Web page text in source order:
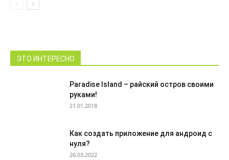
ЭТО ИНТЕРЕСНО
Paradise Island – райский остров своими
руками!
21.01.2018
Как создать приложение для андроид с
нуля?
26.03.2022